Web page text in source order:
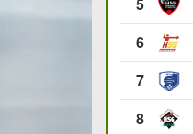
6
7
8